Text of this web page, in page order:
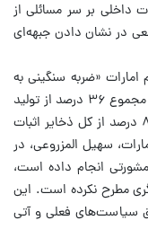
داخلی بر سر مسائلی از
در نشان دادن جبهه‌ای
«ضربه سنگینی به
اوپک و عربستان وارد می‌کند، زیرا این تکتل در مجموع ۳۶ درصد از تولید
نفت جهان را به خود اختصاص داده و تقریباً ۸۰ درصد از کل ذخایر اثبات
سهیل المزروعی، در
انجام داده است،
مطرح نکرده است. این
فعلی و آتی